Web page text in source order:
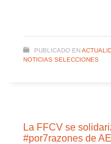
PUBLICADO EN
NOTICIAS SELECCIONES
La FFCV se
#por7razones de